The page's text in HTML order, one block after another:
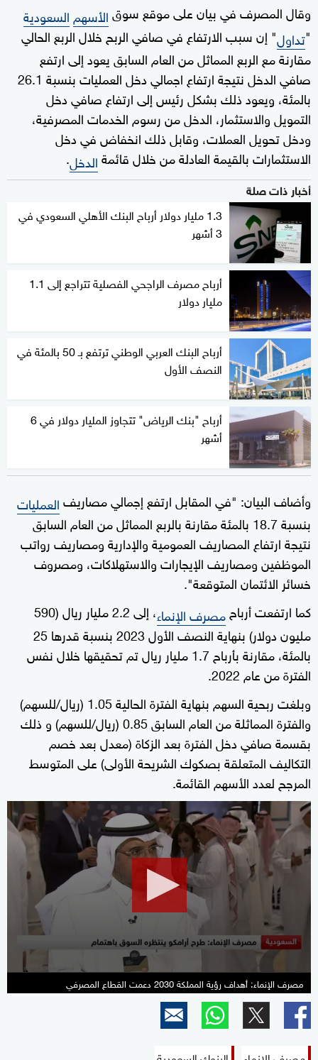
وقال المصرف في بيان على موقع سوقالأسهم السعودية
"تداول" إن سبب الارتفاع في صافي الربح خلال الربع الحالي
مقارنة مع الربع المماثل من العام السابق يعود إلى ارتفع
صافي الدخل نتيجة ارتفاع اجمالي دخل العمليات بنسبة 26.1
بالمئة، ويعود ذلك بشكل رئيس إلى ارتفاع صافي دخل
التمويل والاستثمار، الدخل من رسوم الخدمات المصرفية،
ودخل تحويل العملات، وقابل ذلك انخفاض في دخل
الاستثمارات بالقيمة العادلة من خلال قائمةالدخل.
أخبار ذات صلة
1.3 مليار دولار أرباح البنك الأهلي السعودي في
3 أشهر
أرباح مصرف الراجحي الفصلية تتراجع إلى 1.1
مليار دولار
أرباح البنك العربي الوطني ترتفع بـ 50 بالمئة في
النصف الأول
أرباح "بنك الرياض" تتجاوز المليار دولار في 6
أشهر
وأضاف البيان: "في المقابل ارتفع إجمالي مصاريفالعمليات
بنسبة 18.7 بالمئة مقارنة بالربع المماثل من العام السابق
نتيجة ارتفاع المصاريف العمومية والإدارية ومصاريف رواتب
الموظفين ومصاريف الإيجارات والاستهلاكات، ومصروف
خسائر الائتمان المتوقعة".
كما ارتفعت أرباحمصرف الإنماء
، إلى 2.2 مليار ريال (590
مليون دولار) بنهاية النصف الأول 2023 بنسبة قدرها 25
بالمئة، مقارنة بأرباح 1.7 مليار ريال تم تحقيقها خلال نفس
الفترة من عام 2022.
وبلغت ربحية السهم بنهاية الفترة الحالية 1.05 (ريال/للسهم)
والفترة المماثلة من العام السابق 0.85 (ريال/للسهم) و ذلك
بقسمة صافي دخل الفترة بعد الزكاة (معدل بعد خصم
التكاليف المتعلقة بصكوك الشريحة الأولى) على المتوسط
المرجح لعدد الأسهم القائمة.
seconds
seconds
مصرف الإنماء: أهداف رؤية المملكة 2030 دعمت القطاع المصرفي